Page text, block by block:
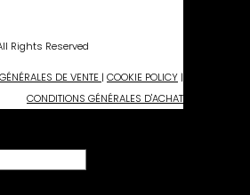
Rights Reserved
DE VENTE | COOKIE POLICY |
CONDITIONS GÉNÉRALES D'ACHAT